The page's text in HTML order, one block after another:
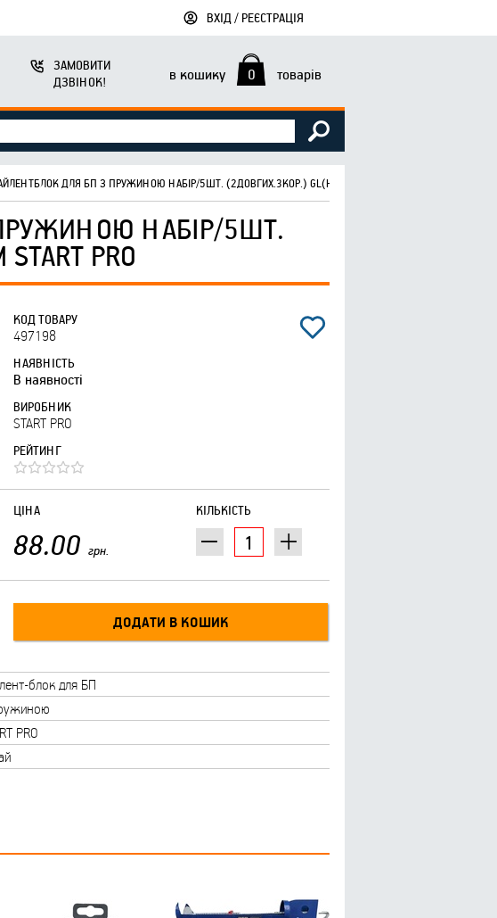
ВХІД / РЕЄСТРАЦІЯ
ЗАМОВИТИ
ДЗВІНОК!
в кошику 0 товарів
ДЛЯ БП З ПРУЖИНОЮ НАБІР/5ШТ. (2ДОВГИХ.3КОР.) GL(H) ТМ START PRO
НАБІР/5ШТ.
PRO
КОД ТОВАРУ
497198
НАЯВНІСТЬ
В наявності
ВИРОБНИК
START PRO
РЕЙТИНГ
КІЛЬКІСТЬ
ЦІНА
88.00 грн.
блок для БП
PRO